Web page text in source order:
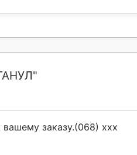
заказу.(068) xxx